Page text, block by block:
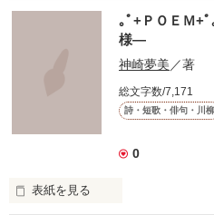
このせかいにいる
たくさんのきみへ
たくさんの気持ちと思い出を､､､
がいします。
｡ﾟ+ＰＯＥＭ
様―
神崎夢美 ／著
総文字数/7,171
詩・短歌・俳句・川柳
0
表紙を見る